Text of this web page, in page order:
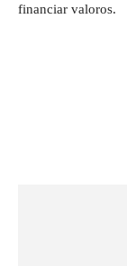
financiar valoros.